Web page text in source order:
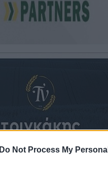
Do Not Process My Personal